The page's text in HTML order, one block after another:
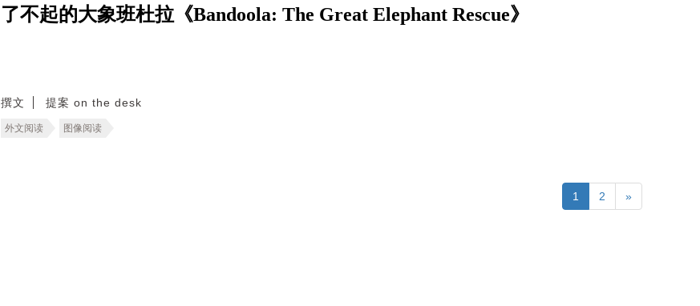
了不起的大象班杜拉《Bandoola: The Great Elephant Rescue》
撰文 提案 on the desk
外文阅读 图像阅读
1 2 »